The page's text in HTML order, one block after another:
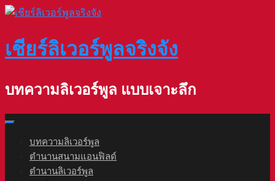
Skip
เชียร์ลิเวอร์พูลจริงจัง
บทความลิเวอร์พูล แบบเจาะลึก
บทความลิเวอร์พูล
ตำนานสนามแอนฟิลด์
ตำนานลิเวอร์พูล